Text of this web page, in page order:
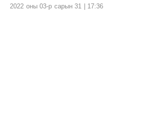
2022 оны 03-р сарын 31 | 17:36